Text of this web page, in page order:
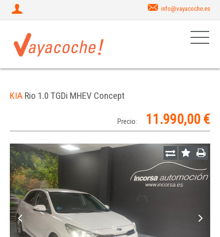
info@vayacoche.es
KIA Rio 1.0 TGDi MHEV Concept
Precio: 11.990,00 €